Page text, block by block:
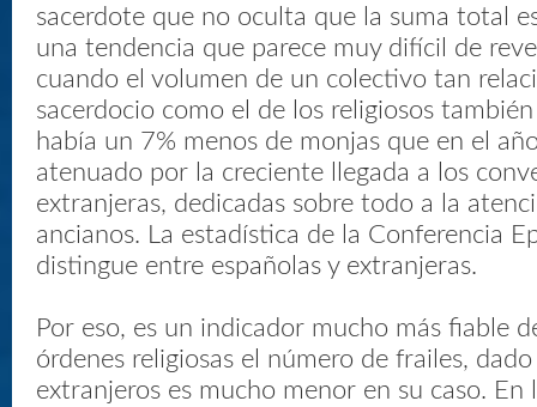
sacerdote que no oculta que la suma total
una tendencia que parece muy difícil de
cuando el volumen de un colectivo tan
sacerdocio como el de los religiosos
había un 7% menos de monjas que en el
atenuado por la creciente llegada a los
extranjeras, dedicadas sobre todo a la
ancianos. La estadística de la Conferencia
distingue entre españolas y extranjeras.
Por eso, es un indicador mucho más fiable
órdenes religiosas el número de frailes,
extranjeros es mucho menor en su caso. En